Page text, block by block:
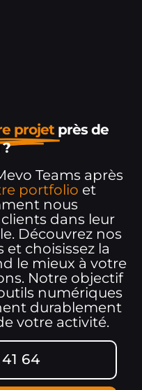
projet près de
Teams après
portfolio et
nous
dans leur
Découvrez nos
choisissez la
le mieux à votre
Notre objectif
numériques
durablement
votre activité.
64